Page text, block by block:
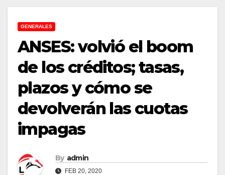
GENERALES
ANSES: volvió el boom
de los créditos; tasas,
plazos y cómo se
devolverán las cuotas
impagas
By admin
FEB 20, 2020